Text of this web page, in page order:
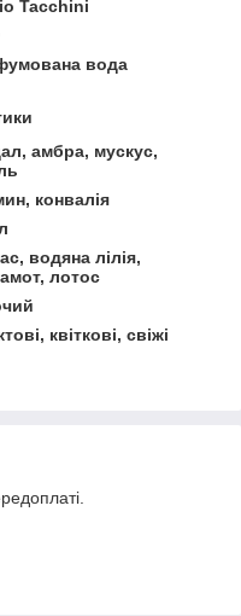
Tacchini
вода
амбра, мускус,
конвалія
водяна лілія,
лотос
квіткові, свіжі